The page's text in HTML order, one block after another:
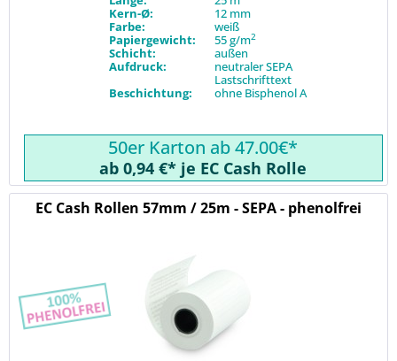
Kern-Ø:
12 mm
Farbe:
weiß
Papiergewicht:
55 g/m2
Schicht:
außen
Aufdruck:
neutraler SEPA
Lastschrifttext
Beschichtung:
ohne Bisphenol A
50er Karton ab 47.00€*
ab 0,94 €* je EC Cash Rolle
EC Cash Rollen 57mm / 25m - SEPA - phenolfrei